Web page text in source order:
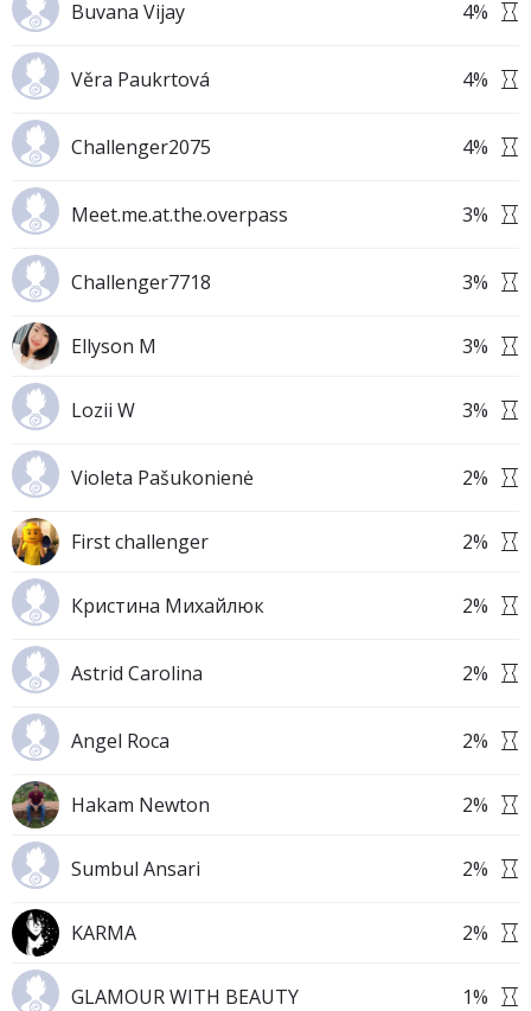
Buvana Vijay 4%
Věra Paukrtová 4%
Challenger2075 4%
Meet.me.at.the.overpass 3%
Challenger7718 3%
Ellyson M 3%
Lozii W 3%
Violeta Pašukonienė 2%
First challenger 2%
Кристина Михайлюк 2%
Astrid Carolina 2%
Angel Roca 2%
Hakam Newton 2%
Sumbul Ansari 2%
KARMA 2%
GLAMOUR WITH BEAUTY 1%